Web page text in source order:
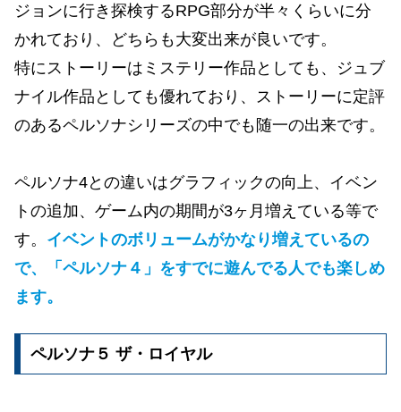
ジョンに行き探検するRPG部分が半々くらいに分
かれており、どちらも大変出来が良いです。
特にストーリーはミステリー作品としても、ジュブ
ナイル作品としても優れており、ストーリーに定評
のあるペルソナシリーズの中でも随一の出来です。
ペルソナ4との違いはグラフィックの向上、イベン
トの追加、ゲーム内の期間が3ヶ月増えている等で
す。 イベントのボリュームがかなり増えているの
で、「ペルソナ４」をすでに遊んでる人でも楽しめ
ます。
ペルソナ５ ザ・ロイヤル